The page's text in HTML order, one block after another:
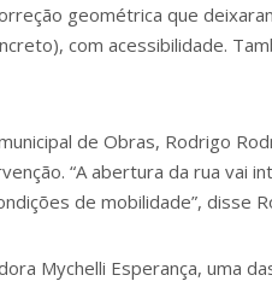
geométrica que
com acessibilidade.
de Obras, Rodrigo
“A abertura da rua vai
de mobilidade”, disse
Mychelli Esperança, uma